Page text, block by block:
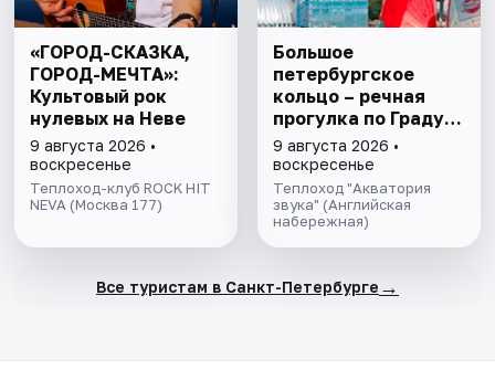
«ГОРОД-СКАЗКА,
ГОРОД-МЕЧТА»:
Культовый рок
нулевых на Неве
9 августа 2026 •
воскресенье
Теплоход-клуб ROCK HIT
NEVA (Москва 177)
Большое
петербургское
кольцо – речная
прогулка пo Граду
на Неве с
авторской
экскурсией и живой
музыкой в тёплом
салоне теплохода
9 августа 2026 •
воскресенье
Теплоход "Акватория
звука" (Английская
набережная)
Все туристам в Санкт-Петербурге →